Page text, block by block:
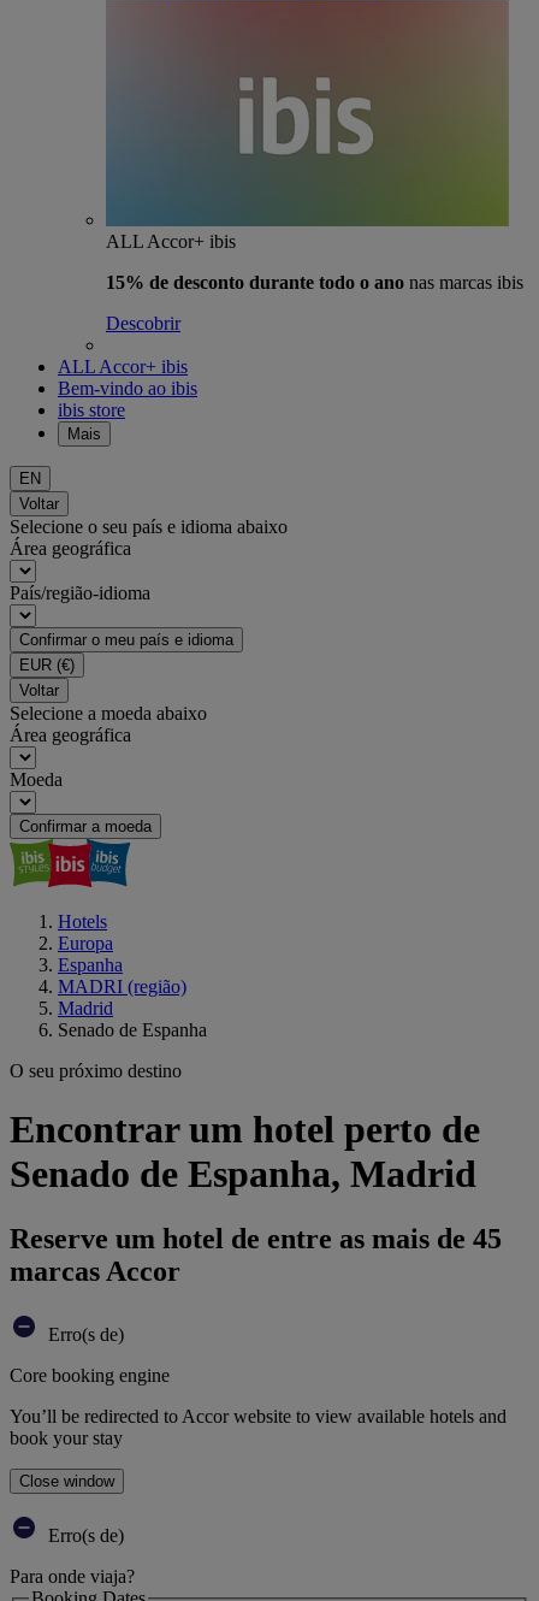
ALL Accor+ ibis
15% de desconto durante todo o ano nas marcas ibis
Descobrir
ALL Accor+ ibis
Bem-vindo ao ibis
ibis store
Mais
EN
Voltar
Selecione o seu país e idioma abaixo
Área geográfica
País/região-idioma
Confirmar o meu país e idioma
EUR (€)
Voltar
Selecione a moeda abaixo
Área geográfica
Moeda
Confirmar a moeda
Hotels
Europa
Espanha
MADRI (região)
Madrid
Senado de Espanha
O seu próximo destino
Encontrar um hotel perto de
Senado de Espanha, Madrid
Reserve um hotel de entre as mais de 45
marcas Accor
Erro(s de)
Core booking engine
You’ll be redirected to Accor website to view available hotels and
book your stay
Close window
Erro(s de)
Para onde viaja?